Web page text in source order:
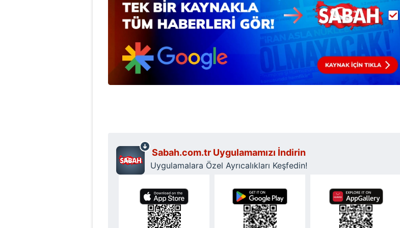
mevzuata uygun olarak kullanılan çerezlerle ilgili bilgi almak için lütfentıklayınız
Sabah.com.tr Uygulamamızı İndirin
Uygulamalara Özel Ayrıcalıkları Keşfedin!